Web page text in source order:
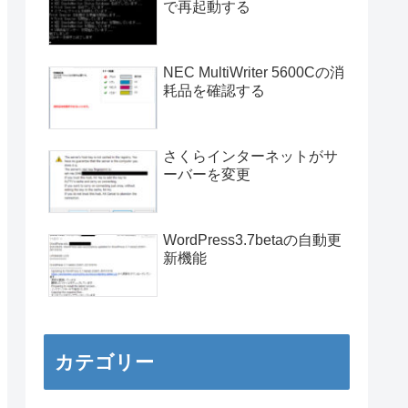
で再起動する
NEC MultiWriter 5600Cの消
耗品を確認する
さくらインターネットがサ
ーバーを変更
WordPress3.7betaの自動更
新機能
カテゴリー